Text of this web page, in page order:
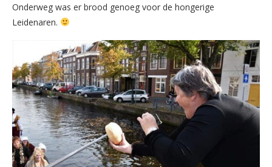
Onderweg was er brood genoeg voor de hongerige
Leidenaren.